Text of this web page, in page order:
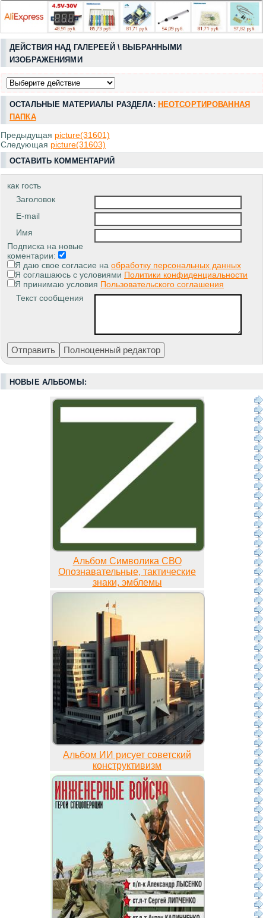
ДЕЙСТВИЯ НАД ГАЛЕРЕЕЙ \ ВЫБРАННЫМИ
ИЗОБРАЖЕНИЯМИ
ОСТАЛЬНЫЕ МАТЕРИАЛЫ РАЗДЕЛА: НЕОТСОРТИРОВАННАЯ
ПАПКА
Предыдущая picture(31601)
Следующая picture(31603)
ОСТАВИТЬ КОММЕНТАРИЙ
как гость
Заголовок
E-mail
Имя
Подписка на новые
коментарии:
Я даю свое согласие на обработку персональных данных
Я соглашаюсь с условиями Политики конфиденциальности
Я принимаю условия Пользовательского соглашения
Текст сообщения
НОВЫЕ АЛЬБОМЫ:
Альбом Символика СВО
Опознавательные, тактические
знаки, эмблемы
Альбом ИИ рисует советский
конструктивизм